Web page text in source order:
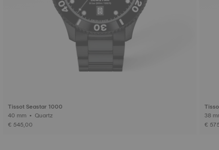
Tissot Seastar 1000
40 mm • Quartz
€ 545,00
€